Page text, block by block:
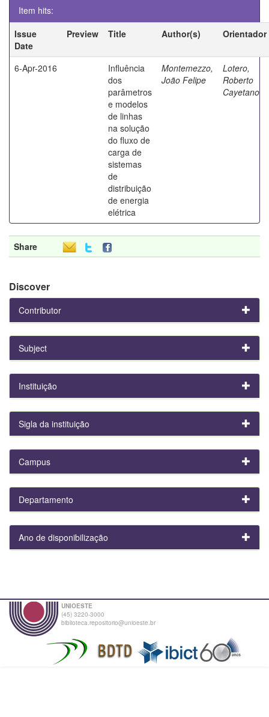
Item hits:
Issue
Date
Preview Title Author(s) Orientador
6-Apr-2016
Influência
dos
parâmetros
e modelos
de linhas
na solução
do fluxo de
carga de
sistemas
de
distribuição
de energia
elétrica
Montemezzo,
João Felipe
Lotero,
Roberto
Cayetano
Share
Discover
Contributor
Subject
Instituição
Sigla da instituição
Campus
Departamento
Ano de disponibilização
UNIOESTE
(45) 3220-3000
biblioteca.repositorio@unioeste.br